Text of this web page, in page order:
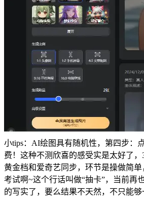
小tips：AI绘图具有随机性，第四步：
费！这种不测欣喜的感受实是太好了
黄金档和爱奇艺同步，环节是操做简
考试啊~这个行话叫做“抽卡”，当前再
的写实了，要么结果不天然，不只能